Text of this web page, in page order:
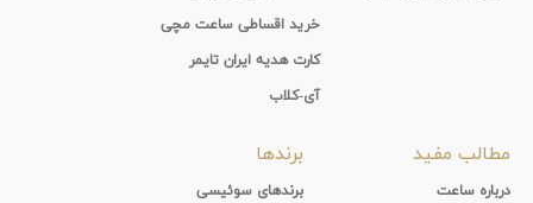
خرید اقساطی ساعت مچی
کارت هدیه ایران تایمر
آی-کلاب
مطالب مفید
درباره ساعت
برندها
برندهای سوئیسی